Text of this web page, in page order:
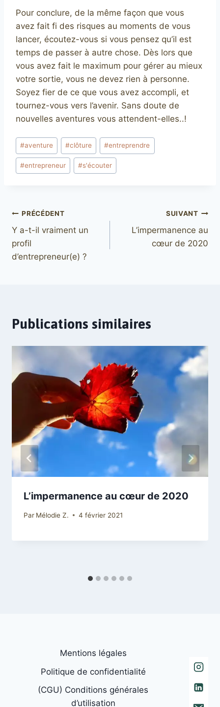
Pour conclure, de la même façon que vous
avez fait fi des risques au moments de vous
lancer, écoutez-vous si vous pensez qu’il est
temps de passer à autre chose. Dès lors que
vous avez fait le maximum pour gérer au mieux
votre sortie, vous ne devez rien à personne.
Soyez fier de ce que vous avez accompli, et
tournez-vous vers l’avenir. Sans doute de
nouvelles aventures vous attendent-elles..!
Étiquettes
de
la
#aventure #clôture #entreprendre
#entrepreneur #s'écouter
Navigation
de
l’article
PRÉCÉDENT
Y a-t-il vraiment un
profil
d’entrepreneur(e) ?
SUIVANT
L’impermanence au
cœur de 2020
Publications similaires
L’impermanence au cœur de 2020
Par Mélodie Z. 4 février 2021
Mentions légales
Politique de confidentialité
(CGU) Conditions générales
d’utilisation